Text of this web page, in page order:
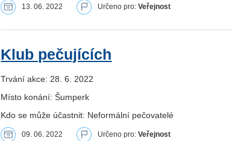
13. 06. 2022 Určeno pro:Veřejnost
Klub pečujících
Trvání akce: 28. 6. 2022
Místo konání: Šumperk
Kdo se může účastnit: Neformální pečovatelé
09. 06. 2022 Určeno pro:Veřejnost